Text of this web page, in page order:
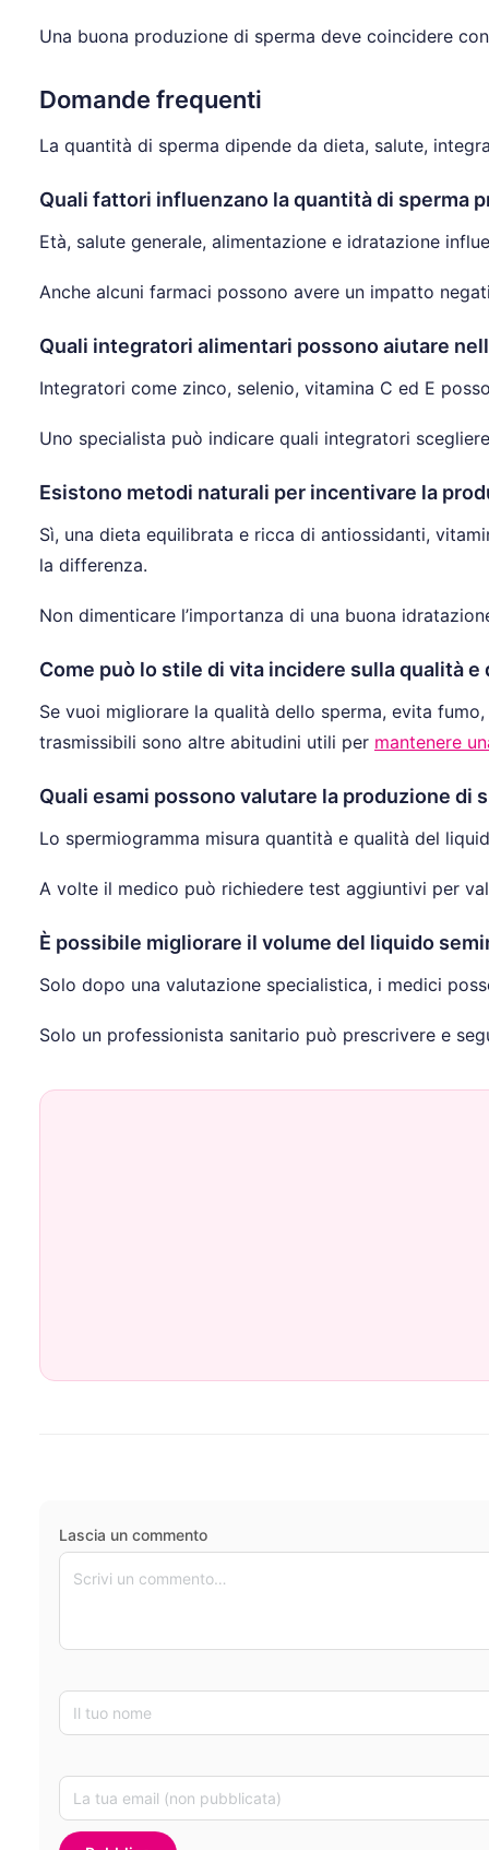
Una buona produzione di sperma deve coincidere
Domande frequenti
La quantità di sperma dipende da dieta, salute,
Quali fattori influenzano la quantità di sperma
Età, salute generale, alimentazione e idratazione
Anche alcuni farmaci possono avere un impatto
Quali integratori alimentari possono aiutare
Integratori come zinco, selenio, vitamina C ed E
Uno specialista può indicare quali integratori
Esistono metodi naturali per incentivare la
Sì, una dieta equilibrata e ricca di antiossidanti,
la differenza.
Non dimenticare l’importanza di una buona
Come può lo stile di vita incidere sulla qualità
Se vuoi migliorare la qualità dello sperma, evita
trasmissibili sono altre abitudini utili per mantenere
Quali esami possono valutare la produzione di
Lo spermiogramma misura quantità e qualità del
A volte il medico può richiedere test aggiuntivi per
È possibile migliorare il volume del liquido
Solo dopo una valutazione specialistica, i medici
Solo un professionista sanitario può prescrivere e
Lascia un commento